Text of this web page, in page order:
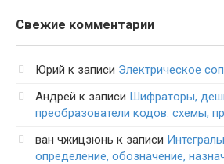
Свежие комментарии
Юрий к записи Электрическое
Андрей к записи Шифраторы,
преобразователи кодов: схемы,
ван чжицзюнь к записи
определение, обозначение,